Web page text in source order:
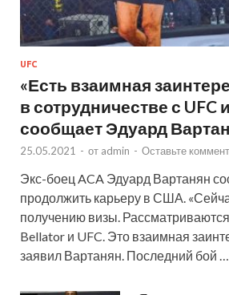
UFC
«Есть взаимная
в сотрудничестве с UFC
сообщает Эдуард
25.05.2021 - от admin - Оставьте
Экс-боец ACA Эдуард Вартанян
продолжить карьеру в США.
получению визы.
Bellator и UFC. Это взаимная
заявил Вартанян. Последний бой …